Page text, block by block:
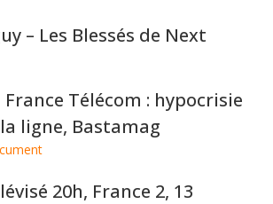
– Les Blessés de Next
France Télécom : hypocrisie
ligne, Bastamag
20h, France 2, 13